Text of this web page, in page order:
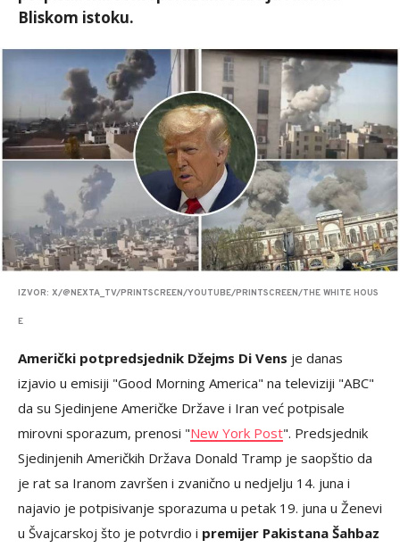
Bliskom istoku.
IZVOR: X/@NEXTA_TV/PRINTSCREEN/YOUTUBE/PRINTSCREEN/THE WHITE HOUS
E
Američki potpredsjednik Džejms Di Vens je danas
izjavio u emisiji "Good Morning America" na televiziji "ABC"
da su Sjedinjene Američke Države i Iran već potpisale
mirovni sporazum, prenosi "New York Post". Predsjednik
Sjedinjenih Američkih Država Donald Tramp je saopštio da
je rat sa Iranom završen i zvanično u nedjelju 14. juna i
najavio je potpisivanje sporazuma u petak 19. juna u Ženevi
u Švajcarskoj što je potvrdio i premijer Pakistana Šahbaz